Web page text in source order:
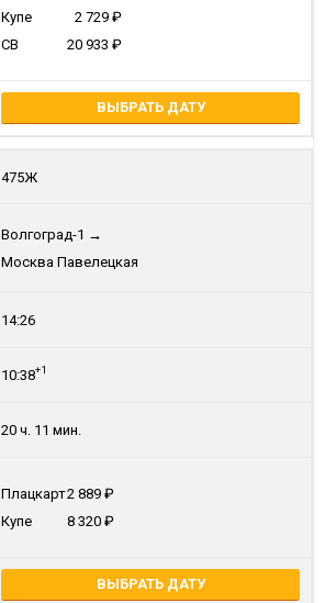
Купе
2 729
СВ
20 933
ВЫБРАТЬ ДАТУ
475Ж
Волгоград-1 →
Москва Павелецкая
14:26
10:38+1
20 ч. 11 мин.
Плацкарт2 889
Купе
8 320
ВЫБРАТЬ ДАТУ